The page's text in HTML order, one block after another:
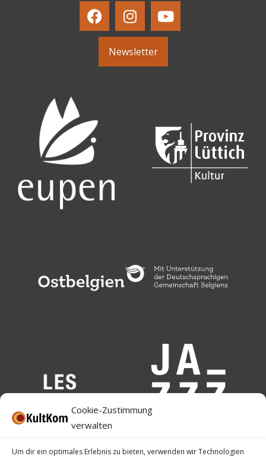
Cookie-Zustimmung
verwalten
Um dir ein optimales Erlebnis zu bieten, verwenden wir Technologien
Newsletter